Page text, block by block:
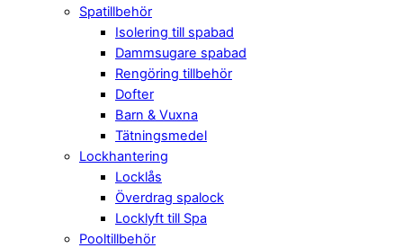
Spatillbehör
Isolering till spabad
Dammsugare spabad
Rengöring tillbehör
Dofter
Barn & Vuxna
Tätningsmedel
Lockhantering
Locklås
Överdrag spalock
Locklyft till Spa
Pooltillbehör